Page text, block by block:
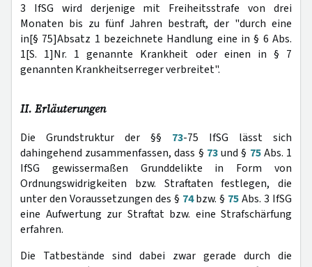
3 IfSG wird derjenige mit Freiheitsstrafe von drei
Monaten bis zu fünf Jahren bestraft, der "durch eine
in[§ 75]Absatz 1 bezeichnete Handlung eine in § 6 Abs.
1[S. 1]Nr. 1 genannte Krankheit oder einen in § 7
genannten Krankheitserreger verbreitet".
II. Erläuterungen
Die Grundstruktur der §§ 73-75 IfSG lässt sich
dahingehend zusammenfassen, dass § 73und § 75Abs. 1
IfSG gewissermaßen Grunddelikte in Form von
Ordnungswidrigkeiten bzw. Straftaten festlegen, die
unter den Voraussetzungen des § 74bzw. § 75Abs. 3 IfSG
eine Aufwertung zur Straftat bzw. eine Strafschärfung
erfahren.
Die Tatbestände sind dabei zwar gerade durch die